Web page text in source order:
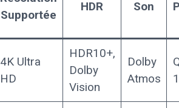
Supportée
HDR Son
4K Ultra
HD
HDR10+,
Dolby
Vision
Dolby
Atmos